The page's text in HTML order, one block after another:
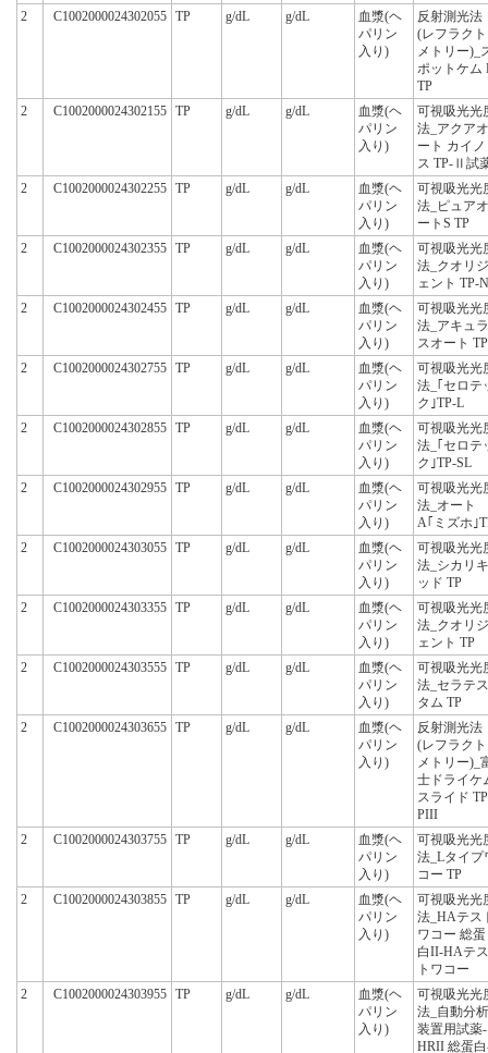
2
C1002000024302055 TP g/dL g/dL
血漿(ヘ
パリン
入り)
反射測光法
(レフラクト
メトリー)_
ポットケム
TP
2
C1002000024302155 TP g/dL g/dL
血漿(ヘ
パリン
入り)
可視吸光光
法_アクアオ
ート カイノ
ス TP-Ⅱ試
2
C1002000024302255 TP g/dL g/dL
血漿(ヘ
パリン
入り)
可視吸光光
法_ピュアオ
ートS TP
2
C1002000024302355 TP g/dL g/dL
血漿(ヘ
パリン
入り)
可視吸光光
法_クオリジ
ェント TP-N
2
C1002000024302455 TP g/dL g/dL
血漿(ヘ
パリン
入り)
可視吸光光
法_アキュラ
スオート TP
2
C1002000024302755 TP g/dL g/dL
血漿(ヘ
パリン
入り)
可視吸光光
法_｢セロテ
ク｣TP-L
2
C1002000024302855 TP g/dL g/dL
血漿(ヘ
パリン
入り)
可視吸光光
法_｢セロテ
ク｣TP-SL
2
C1002000024302955 TP g/dL g/dL
血漿(ヘ
パリン
入り)
可視吸光光
法_オート
A｢ミズホ｣
2
C1002000024303055 TP g/dL g/dL
血漿(ヘ
パリン
入り)
可視吸光光
法_シカリキ
ッド TP
2
C1002000024303355 TP g/dL g/dL
血漿(ヘ
パリン
入り)
可視吸光光
法_クオリジ
ェント TP
2
C1002000024303555 TP g/dL g/dL
血漿(ヘ
パリン
入り)
可視吸光光
法_セラテス
タム TP
2
C1002000024303655 TP g/dL g/dL
血漿(ヘ
パリン
入り)
反射測光法
(レフラクト
メトリー)_
士ドライケ
スライド
PIII
2
C1002000024303755 TP g/dL g/dL
血漿(ヘ
パリン
入り)
可視吸光光
法_Lタイプ
コー TP
2
C1002000024303855 TP g/dL g/dL
血漿(ヘ
パリン
入り)
可視吸光光
法_HAテス
ワコー 総蛋
白II-HAテス
トワコー
2
C1002000024303955 TP g/dL g/dL
血漿(ヘ
パリン
入り)
可視吸光光
法_自動分析
装置用試薬-
HRII 総蛋